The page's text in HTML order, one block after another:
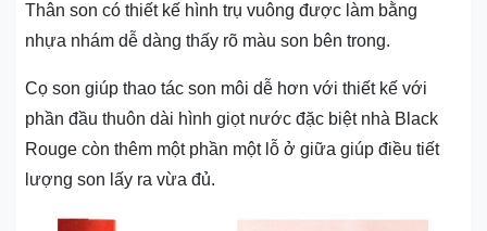
Thân son có thiết kế hình trụ vuông được làm bằng
nhựa nhám dễ dàng thấy rõ màu son bên trong.
Cọ son giúp thao tác son môi dễ hơn với thiết kế với
phần đầu thuôn dài hình giọt nước đặc biệt nhà Black
Rouge còn thêm một phần một lỗ ở giữa giúp điều tiết
lượng son lấy ra vừa đủ.